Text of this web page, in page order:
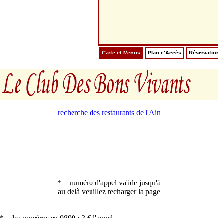
Carte et Menus Plan d'Accès
recherche des restaurants de l'Ain
* = numéro d'appel valide jusqu'à
au delà veuillez recharger la page